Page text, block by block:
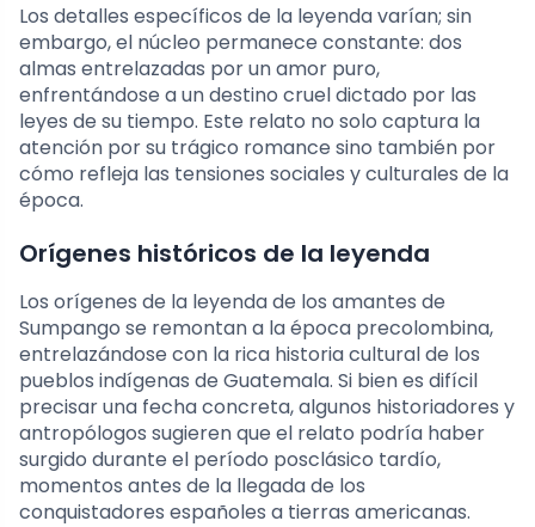
Los detalles específicos de la leyenda varían; sin
embargo, el núcleo permanece constante: dos
almas entrelazadas por un amor puro,
enfrentándose a un destino cruel dictado por las
leyes de su tiempo. Este relato no solo captura la
atención por su trágico romance sino también por
cómo refleja las tensiones sociales y culturales de la
época.
Orígenes históricos de la leyenda
Los orígenes de la leyenda de los amantes de
Sumpango se remontan a la época precolombina,
entrelazándose con la rica historia cultural de los
pueblos indígenas de Guatemala. Si bien es difícil
precisar una fecha concreta, algunos historiadores y
antropólogos sugieren que el relato podría haber
surgido durante el período posclásico tardío,
momentos antes de la llegada de los
conquistadores españoles a tierras americanas.